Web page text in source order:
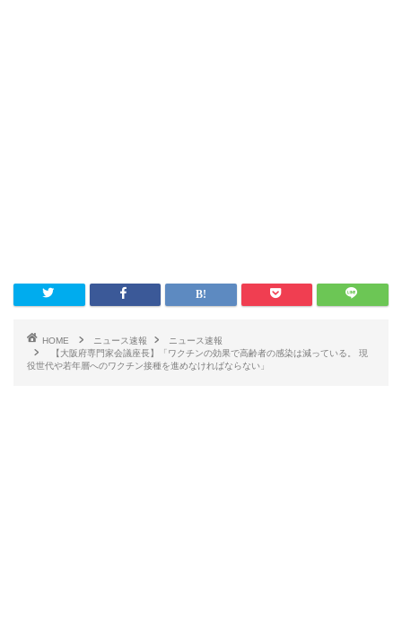
HOME ニュース速報
ニュース速報
【大阪府専門家会議座長】「ワクチンの効果で高齢者の感染は減っている。 現
役世代や若年層へのワクチン接種を進めなければならない」